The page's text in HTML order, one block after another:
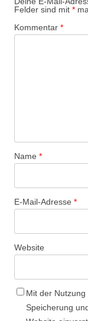
Felder sind mit *
Kommentar *
Name *
E-Mail-Adresse *
Website
Mit der
Speicherung